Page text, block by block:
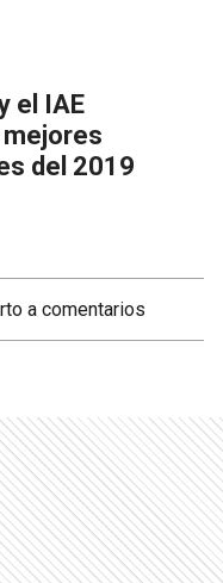
el IAE
del 2019
a comentarios